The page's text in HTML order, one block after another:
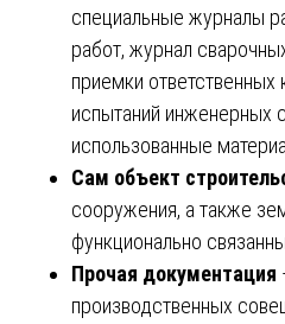
специальные журналы
работ, журнал
приемки ответственных
испытаний инженерных
использованные
Сам объект
сооружения, а также
функционально
Прочая документация
производственных